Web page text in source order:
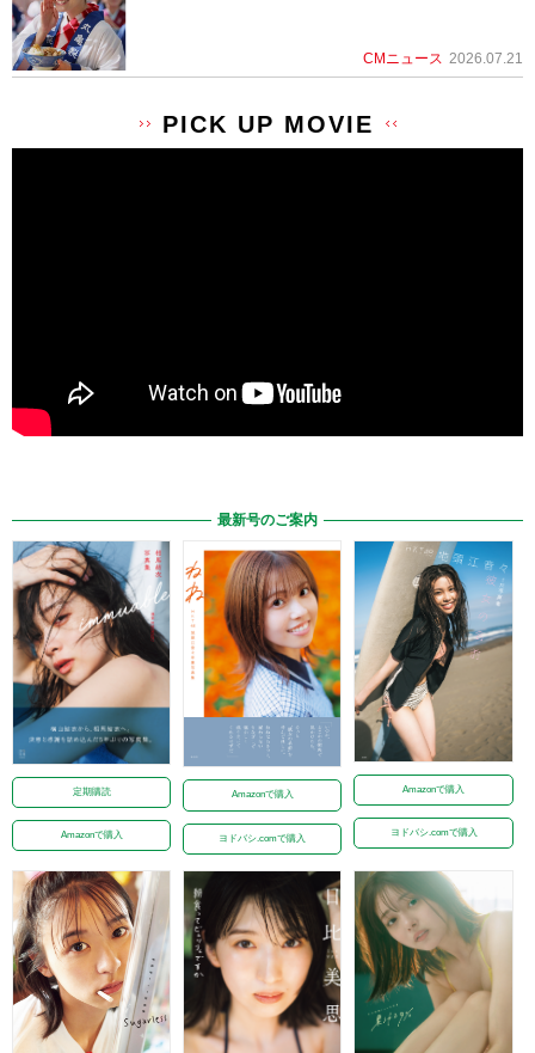
CMニュース 2026.07.21
PICK UP MOVIE
最新号のご案内
定期購読
Amazonで購入
Amazonで購入
ヨドバシ.comで購入
Amazonで購入
ヨドバシ.comで購入